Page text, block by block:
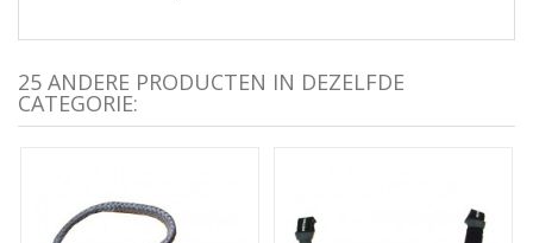
25 ANDERE PRODUCTEN IN DEZELFDE
CATEGORIE: